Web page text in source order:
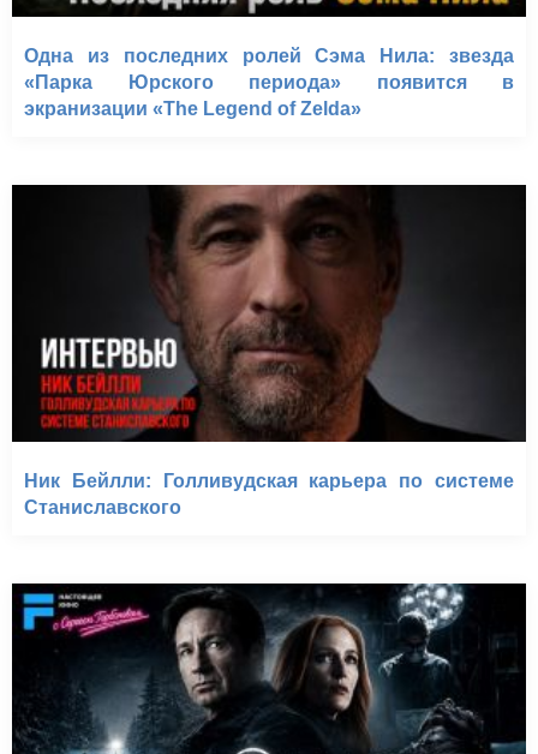
Одна из последних ролей Сэма Нила: звезда
«Парка Юрского периода» появится в
экранизации «The Legend of Zelda»
Ник Бейлли: Голливудская карьера по системе
Станиславского